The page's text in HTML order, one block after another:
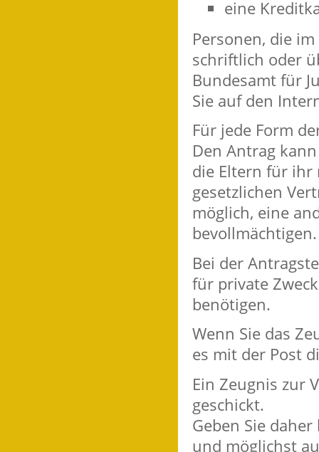
eine
Personen, die
schriftlich oder
Bundesamt für
Sie aufden
Für jede Form
Den Antrag
die Eltern für ihr
gesetzlichen
möglich, eine
bevollmächtigen.
Bei der
für private
benötigen.
Wenn Sie das
es mit der Post
Ein Zeugnis zur
geschickt.
Geben Sie
und möglichst